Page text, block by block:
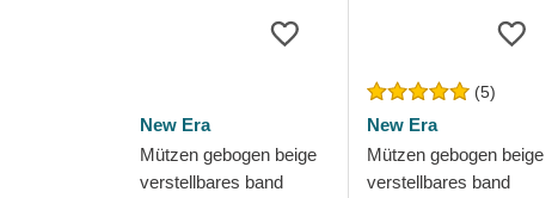
New Era
Mützen gebogen beige
verstellbares band
(5)
New Era
Mützen gebogen beige
verstellbares band